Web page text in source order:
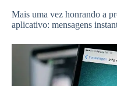
Mais uma vez honrando a
aplicativo: mensagens